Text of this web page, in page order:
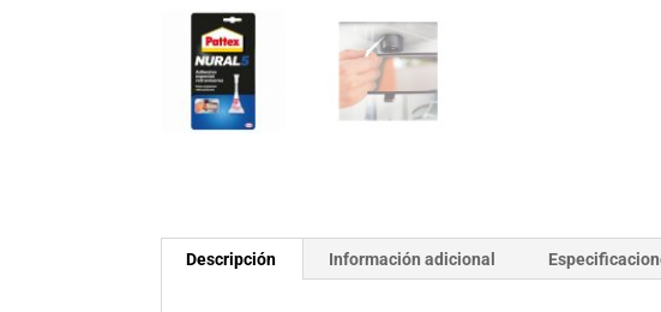
Descripción Información adicional